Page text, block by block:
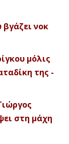
βγάζει νοκ
μόλις
της -
στη μάχη